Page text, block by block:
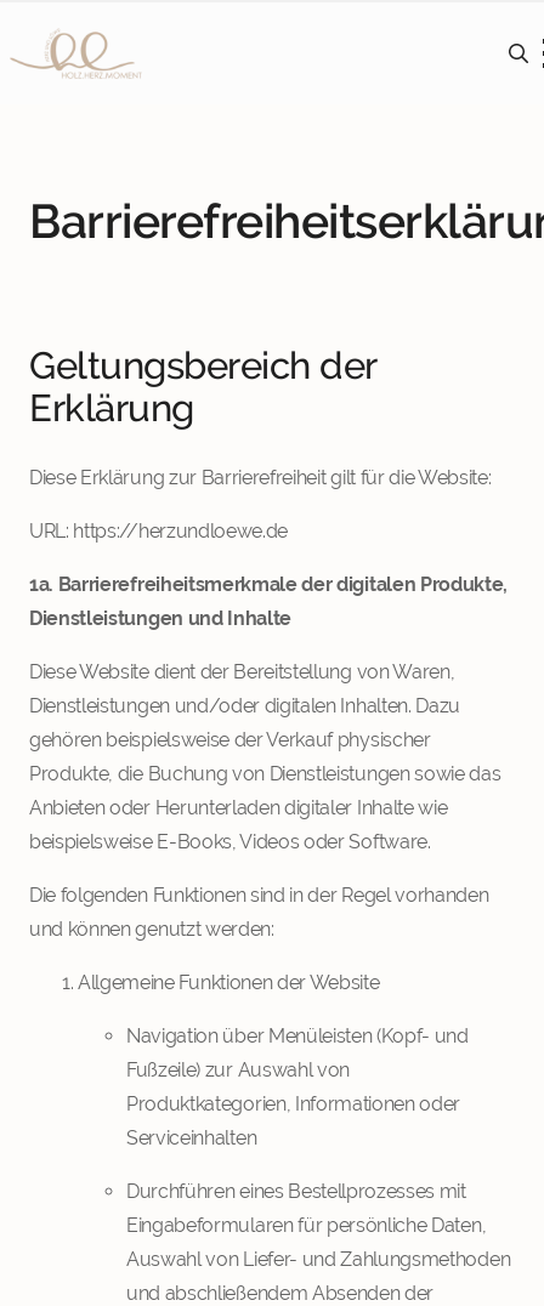
Geltungsbereich der
Erklärung
Diese Erklärung zur Barrierefreiheit gilt für die Website:
URL: https://herzundloewe.de
1a. Barrierefreiheitsmerkmale der digitalen Produkte,
Dienstleistungen und Inhalte
Diese Website dient der Bereitstellung von Waren,
Dienstleistungen und/oder digitalen Inhalten. Dazu
gehören beispielsweise der Verkauf physischer
Produkte, die Buchung von Dienstleistungen sowie das
Anbieten oder Herunterladen digitaler Inhalte wie
beispielsweise E-Books, Videos oder Software.
Die folgenden Funktionen sind in der Regel vorhanden
und können genutzt werden:
Allgemeine Funktionen der Website
Navigation über Menüleisten (Kopf- und
Fußzeile) zur Auswahl von
Produktkategorien, Informationen oder
Serviceinhalten
Durchführen eines Bestellprozesses mit
Eingabeformularen für persönliche Daten,
Auswahl von Liefer- und Zahlungsmethoden
und abschließendem Absenden der